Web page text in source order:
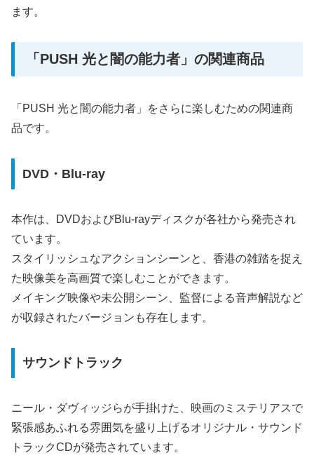
ます。
「PUSH 光と闇の能力者」の関連商品
「PUSH 光と闇の能力者」をさらに楽しむための関連商
品です。
DVD・Blu-ray
本作は、DVDおよびBlu-rayディスクが各社から発売され
ています。
スタイリッシュなアクションシーンと、香港の雑踏を捉え
た映像美を高画質で楽しむことができます。
メイキング映像や未公開シーン、監督による音声解説など
が収録されたバージョンも存在します。
サウンドトラック
ニール・ダヴィッジらが手掛けた、映画のミステリアスで
緊張感あふれる雰囲気を盛り上げるオリジナル・サウンド
トラックCDが発売されています。